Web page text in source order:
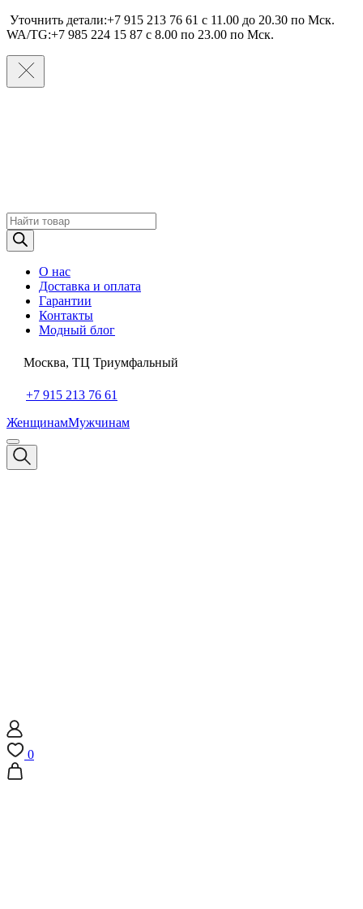
Уточнить детали:+7 915 213 76 61 c 11.00 до 20.30 по Мcк.
WA/TG:+7 985 224 15 87 c 8.00 по 23.00 по Мcк.
Поиск
товаров
О нас
Доставка и оплата
Гарантии
Контакты
Модный блог
Москва, ТЦ Триумфальный
+7 915 213 76 61
ЖенщинамМужчинам
0